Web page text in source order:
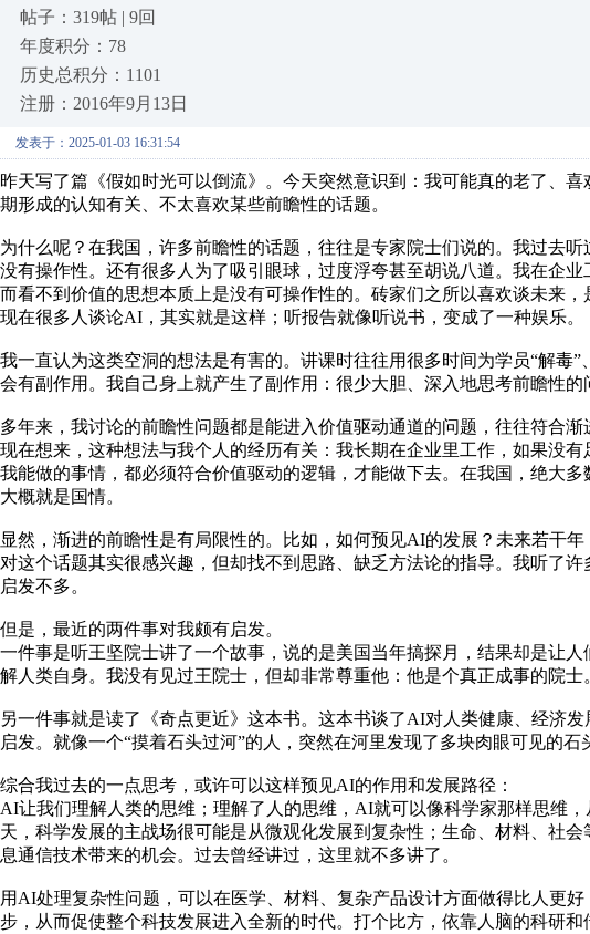
帖子：319帖 | 9回
年度积分：78
历史总积分：1101
注册：2016年9月13日
发表于：2025-01-03 16:31:54
昨天写了篇《假如时光可以倒流》。今天突然意识到：我可能真的老了、
期形成的认知有关、不太喜欢某些前瞻性的话题。
为什么呢？在我国，许多前瞻性的话题，往往是专家院士们说的。我过去
没有操作性。还有很多人为了吸引眼球，过度浮夸甚至胡说八道。我在企
而看不到价值的思想本质上是没有可操作性的。砖家们之所以喜欢谈未来
现在很多人谈论AI，其实就是这样；听报告就像听说书，变成了一种娱乐。
我一直认为这类空洞的想法是有害的。讲课时往往用很多时间为学员“解毒
会有副作用。我自己身上就产生了副作用：很少大胆、深入地思考前瞻性的
多年来，我讨论的前瞻性问题都是能进入价值驱动通道的问题，往往符合
现在想来，这种想法与我个人的经历有关：我长期在企业里工作，如果没
我能做的事情，都必须符合价值驱动的逻辑，才能做下去。在我国，绝大
大概就是国情。
显然，渐进的前瞻性是有局限性的。比如，如何预见AI的发展？未来若干
对这个话题其实很感兴趣，但却找不到思路、缺乏方法论的指导。我听了
启发不多。
但是，最近的两件事对我颇有启发。
一件事是听王坚院士讲了一个故事，说的是美国当年搞探月，结果却是让
解人类自身。我没有见过王院士，但却非常尊重他：他是个真正成事的院士
另一件事就是读了《奇点更近》这本书。这本书谈了AI对人类健康、经济
启发。就像一个“摸着石头过河”的人，突然在河里发现了多块肉眼可见的石
综合我过去的一点思考，或许可以这样预见AI的作用和发展路径：
AI让我们理解人类的思维；理解了人的思维，AI就可以像科学家那样思维
天，科学发展的主战场很可能是从微观化发展到复杂性；生命、材料、社
息通信技术带来的机会。过去曾经讲过，这里就不多讲了。
用AI处理复杂性问题，可以在医学、材料、复杂产品设计方面做得比人更
步，从而促使整个科技发展进入全新的时代。打个比方，依靠人脑的科研